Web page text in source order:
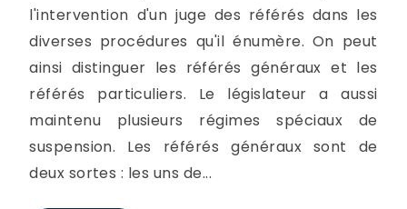
l'intervention d'un juge des référés dans les
diverses procédures qu'il énumère. On peut
ainsi distinguer les référés généraux et les
référés particuliers. Le législateur a aussi
maintenu plusieurs régimes spéciaux de
suspension. Les référés généraux sont de
deux sortes : les uns de...